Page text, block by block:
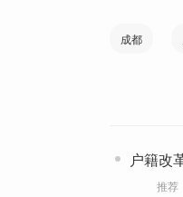
成都
户籍改
推荐